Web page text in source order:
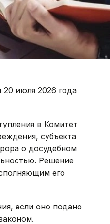
20 июля 2026 года
в Комитет
субъекта
о досудебном
Решение
его
если оно подано